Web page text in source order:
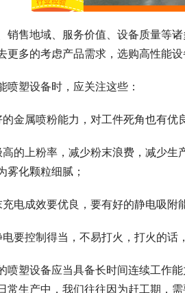
销售地域、服务价值、设备质量等
更多的考虑产品需求，选购高性能设
喷塑设备时，应关注这些：
金属喷粉能力，对工件死角也有优
高的上粉率，减少粉末浪费，减少
雾化颗粒细腻；
电成效要优良，要有好的静电吸附
要控制得当，不易打火，打火的话
喷塑设备应当具备长时间连续工作
常生产中，我们往往因为赶工期，需